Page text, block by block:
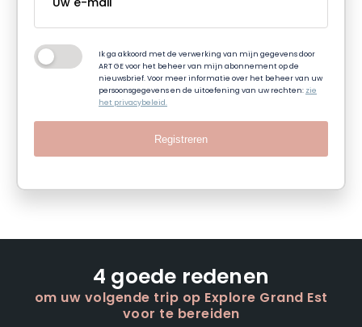
Ik ga akkoord met de verwerking van mijn gegevens door
ART GE voor het beheer van mijn abonnement op de
nieuwsbrief. Voor meer informatie over het beheer van uw
persoonsgegevens en de uitoefening van uw rechten:zie
het privacybeleid.
Registreren
4 goede redenen
om uw volgende trip op Explore Grand Est
voor te bereiden